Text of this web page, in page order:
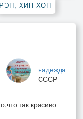
РЭП, ХИП-ХОП
надежда
СССР
так красиво